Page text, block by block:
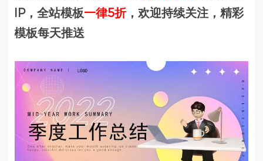
IP，全站模板一律5折，欢迎持续关注，精彩
模板每天推送